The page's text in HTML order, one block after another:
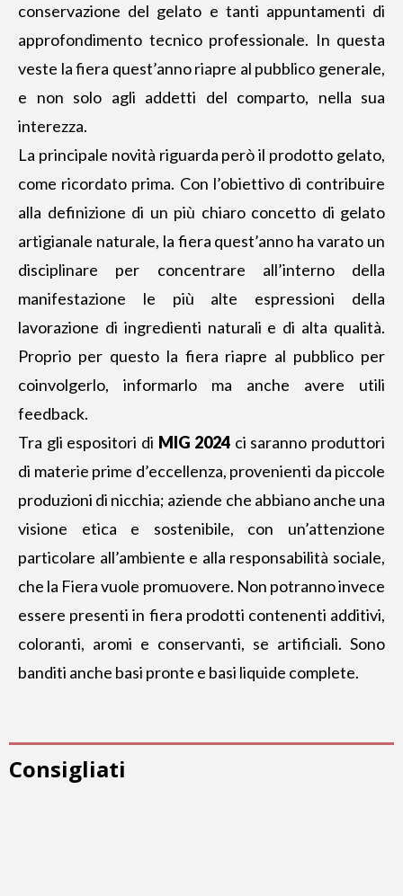
conservazione del gelato e tanti appuntamenti di
approfondimento tecnico professionale. In questa
veste la fiera quest’anno riapre al pubblico generale,
e non solo agli addetti del comparto, nella sua
interezza.
La principale novità riguarda però il prodotto gelato,
come ricordato prima. Con l’obiettivo di contribuire
alla definizione di un più chiaro concetto di gelato
artigianale naturale, la fiera quest’anno ha varato un
disciplinare per concentrare all’interno della
manifestazione le più alte espressioni della
lavorazione di ingredienti naturali e di alta qualità.
Proprio per questo la fiera riapre al pubblico per
coinvolgerlo, informarlo ma anche avere utili
feedback.
Tra gli espositori di MIG 2024 ci saranno produttori
di materie prime d’eccellenza, provenienti da piccole
produzioni di nicchia; aziende che abbiano anche una
visione etica e sostenibile, con un’attenzione
particolare all’ambiente e alla responsabilità sociale,
che la Fiera vuole promuovere. Non potranno invece
essere presenti in fiera prodotti contenenti additivi,
coloranti, aromi e conservanti, se artificiali. Sono
banditi anche basi pronte e basi liquide complete.
Consigliati